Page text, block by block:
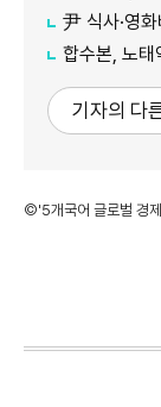
尹 식사·영화비
합수본, 노태
기자의 다
©'5개국어 글로벌 경제